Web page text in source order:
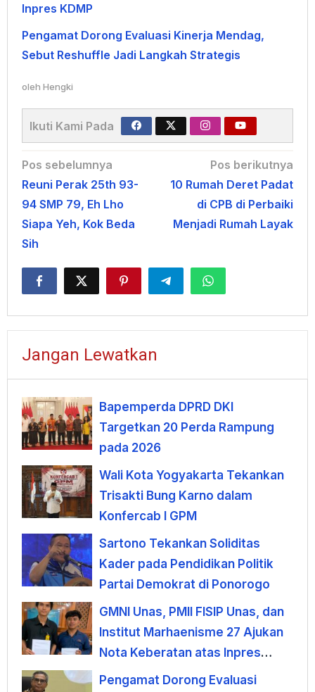
Inpres KDMP
Pengamat Dorong Evaluasi Kinerja Mendag,
Sebut Reshuffle Jadi Langkah Strategis
oleh Hengki
Ikuti Kami Pada
Navigasi
pos
Pos sebelumnya
Reuni Perak 25th 93-
94 SMP 79, Eh Lho
Siapa Yeh, Kok Beda
Sih
Pos berikutnya
10 Rumah Deret Padat
di CPB di Perbaiki
Menjadi Rumah Layak
Jangan Lewatkan
Bapemperda DPRD DKI
Targetkan 20 Perda Rampung
pada 2026
Wali Kota Yogyakarta Tekankan
Trisakti Bung Karno dalam
Konfercab I GPM
Sartono Tekankan Soliditas
Kader pada Pendidikan Politik
Partai Demokrat di Ponorogo
GMNI Unas, PMII FISIP Unas, dan
Institut Marhaenisme 27 Ajukan
Nota Keberatan atas Inpres
KDMP
Pengamat Dorong Evaluasi